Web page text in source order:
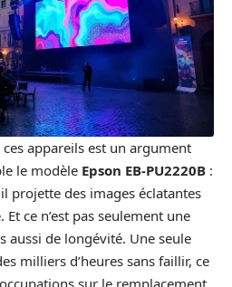
ces appareils est un argument
le modèle Epson EB-PU2220B :
projette des images éclatantes
ce n’est pas seulement une
aussi de longévité. Une seule
milliers d’heures sans faillir, ce